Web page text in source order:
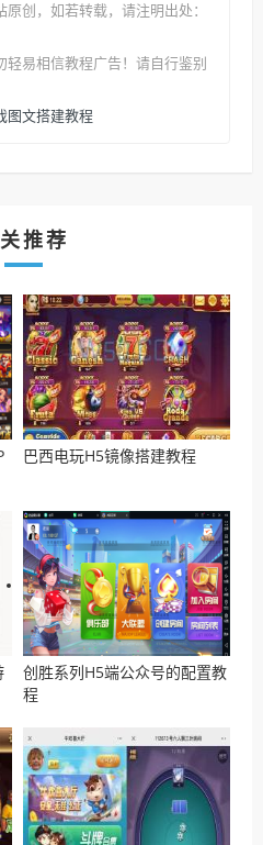
原创 ，如若转载，请注明出处：
易相信教程广告！请自行鉴别
图文搭建教程
推荐
巴西电玩H5镜像搭建教程
创胜系列H5端公众号的配置教
程